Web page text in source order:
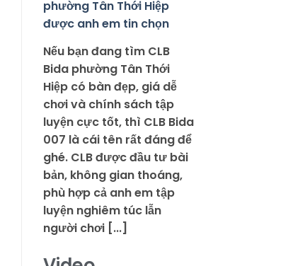
phường Tân Thới Hiệp
được anh em tin chọn
Nếu bạn đang tìm CLB
Bida phường Tân Thới
Hiệp có bàn đẹp, giá dễ
chơi và chính sách tập
luyện cực tốt, thì CLB Bida
007 là cái tên rất đáng để
ghé. CLB được đầu tư bài
bản, không gian thoáng,
phù hợp cả anh em tập
luyện nghiêm túc lẫn
người chơi [...]